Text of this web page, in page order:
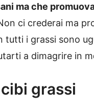
ma che
ci crederai ma
tutti i grassi sono
a dimagrire in
grassi